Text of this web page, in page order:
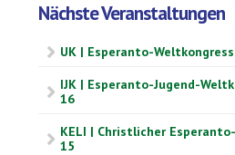
Nächste Veranstaltungen
UK | Esperanto-
IJK | Esperanto-Jugend-
16
KELI | Christlicher
15